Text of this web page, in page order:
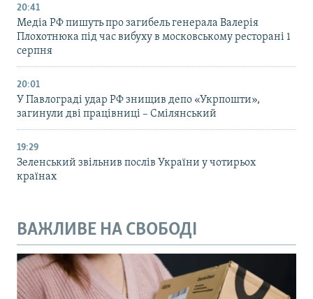
20:41
Медіа РФ пишуть про загибель генерала Валерія
Плохотнюка під час вибуху в московському ресторані 1
серпня
20:01
У Павлограді удар РФ знищив депо «Укрпошти»,
загинули дві працівниці – Смілянський
19:29
Зеленський звільнив послів України у чотирьох
країнах
ВАЖЛИВЕ НА СВОБОДІ